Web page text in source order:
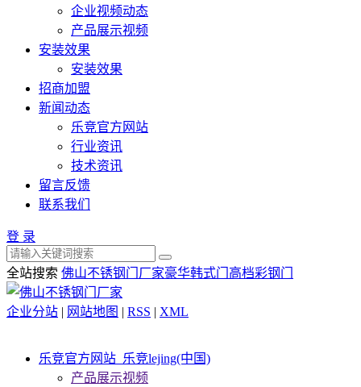
企业视频动态
产品展示视频
安装效果
安装效果
招商加盟
新闻动态
乐竞官方网站
行业资讯
技术资讯
留言反馈
联系我们
登 录
全站搜索 佛山不锈钢门厂家豪华韩式门 高档彩钢门
企业分站 | 网站地图 | RSS | XML
乐竞官方网站_乐竞lejing(中国)
产品展示视频